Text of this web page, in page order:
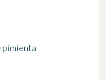
pimienta